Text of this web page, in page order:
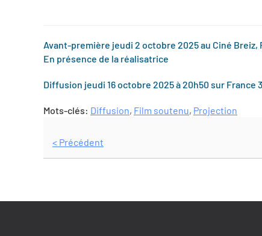
Avant-première jeudi 2 octobre 2025 au Ciné Breiz,
En présence de la réalisatrice
Diffusion jeudi 16 octobre 2025 à 20h50 sur France 3
Mots-clés: Diffusion, Film soutenu, Projection
< Précédent